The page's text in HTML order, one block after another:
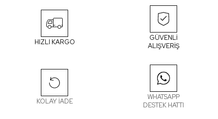
HIZLI KARGO
GÜVENLİ
ALIŞVERİŞ
KOLAY İADE
WHATSAPP
DESTEK HATTI